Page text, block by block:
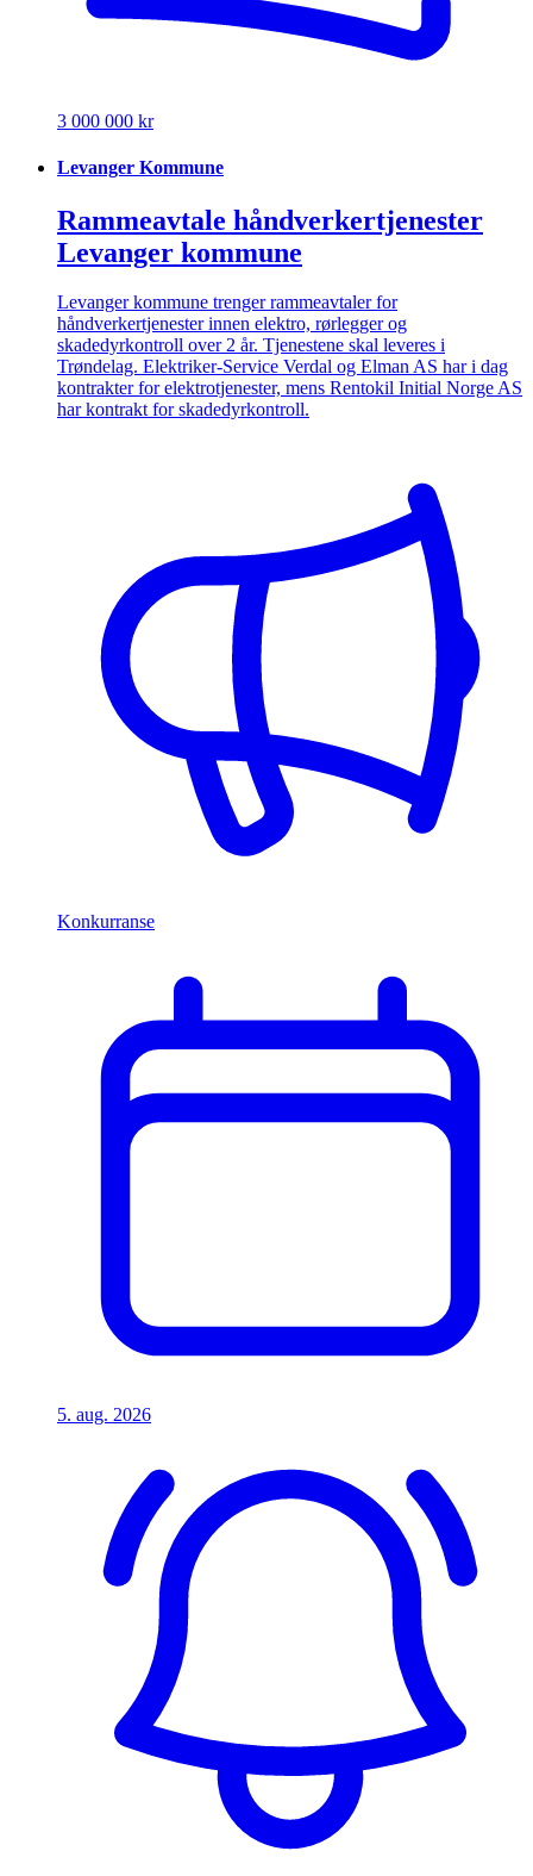
3 000 000 kr
Levanger Kommune
Rammeavtale håndverkertjenester
Levanger kommune
Levanger kommune trenger rammeavtaler for
håndverkertjenester innen elektro, rørlegger og
skadedyrkontroll over 2 år. Tjenestene skal leveres i
Trøndelag. Elektriker-Service Verdal og Elman AS har i dag
kontrakter for elektrotjenester, mens Rentokil Initial Norge AS
har kontrakt for skadedyrkontroll.
Konkurranse
5. aug. 2026